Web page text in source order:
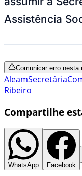
Assistência
Comunicar erro nesta
AleamSecretária
Ribeiro
Compartilhe
WhatsApp Facebook